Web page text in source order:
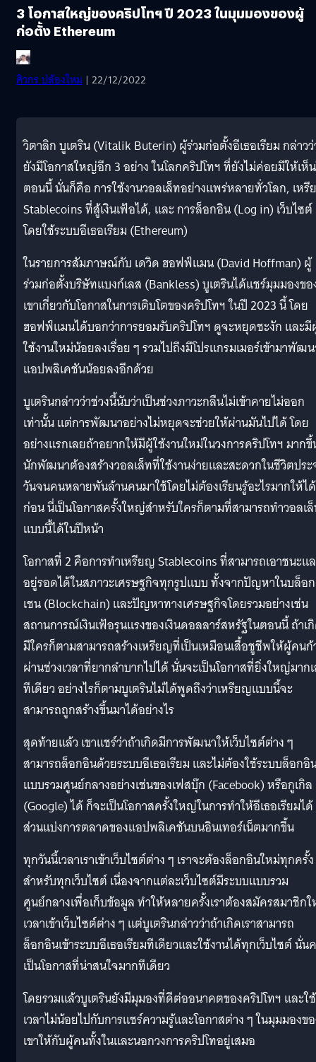
3 โอกาสใหญ่ของคริปโทฯ ปี 2023 ในมุมมองของผู้
ก่อตั้ง Ethereum
ศิวกร ปล้องใหม | 22/12/2022
วิตาลิก บูเตริน (Vitalik Buterin) ผู้ร่วมก่อตั้งอีเธอเรียม กล่าว
ยังมีโอกาสใหญ่อีก 3 อย่าง ในโลกคริปโทฯ ที่ยังไม่ค่อยมีให้เห็
ตอนนี้ นั่นก็คือ การใช้งานวอลเล็ทอย่างแพร่หลายทั่วโลก, เห
Stablecoins ที่สู้เงินเฟ้อได้, และ การล็อกอิน (Log in) เว็บไซต์
โดยใช้ระบบอีเธอเรียม (Ethereum)
ในรายการสัมภาษณ์กับ เดวิด ฮอฟฟ์แมน (David Hoffman) ผู้
ร่วมก่อตั้งบริษัทแบงก์เลส (Bankless) บูเตรินได้แชร์มุมมองขอ
เขาเกี่ยวกับโอกาสในการเติบโตของคริปโทฯ ในปี 2023 นี้ โดย
ฮอฟฟ์แมนได้บอกว่าการยอมรับคริปโทฯ ดูจะหยุดชะงัก และ
ใช้งานใหม่น้อยลงเรื่อย ๆ รวมไปถึงมีโปรแกรมเมอร์เข้ามาพัฒ
แอปพลิเคชันน้อยลงอีกด้วย
บูเตรินกล่าวว่าช่วงนี้นับว่าเป็นช่วงภาวะกลืนไม่เข้าคายไม่ออก
เท่านั้น แต่การพัฒนาอย่างไม่หยุดจะช่วยให้ผ่านมันไปได้ โดย
อย่างแรกเลยถ้าอยากให้มีผู้ใช้งานใหม่ในวงการคริปโทฯ มาก
นักพัฒนาต้องสร้างวอลเล็ทที่ใช้งานง่ายและสะดวกในชีวิตประ
วันจนคนหลายพันล้านคนมาใช้โดยไม่ต้องเรียนรู้อะไรมากให้ได้
ก่อน นี่เป็นโอกาสครั้งใหญ่สำหรับใครก็ตามที่สามารถทำวอลเ
แบบนี้ได้ในปีหน้า
โอกาสที่ 2 คือการทำเหรียญ Stablecoins ที่สามารถเอาชนะแ
อยู่รอดได้ในสภาวะเศรษฐกิจทุกรูปแบบ ทั้งจากปัญหาในบล็อก
เชน (Blockchain) และปัญหาทางเศรษฐกิจโดยรวมอย่างเช่น
สถานการณ์เงินเฟ้อรุนแรงของเงินดอลลาร์สหรัฐในตอนนี้ ถ้าเ
มีใครก็ตามสามารถสร้างเหรียญที่เป็นเหมือนเสื้อชูชีพให้ผู้คนก้
ผ่านช่วงเวลาที่ยากลำบากไปได้ นั่นจะเป็นโอกาสที่ยิ่งใหญ่มาก
ทีเดียว อย่างไรก็ตามบูเตรินไม่ได้พูดถึงว่าเหรียญแบบนี้จะ
สามารถถูกสร้างขึ้นมาได้อย่างไร
สุดท้ายแล้ว เขาแชร์ว่าถ้าเกิดมีการพัฒนาให้เว็บไซต์ต่าง ๆ
สามารถล็อกอินด้วยระบบอีเธอเรียม และไม่ต้องใช้ระบบล็อกอิ
แบบรวมศูนย์กลางอย่างเช่นของเฟสบุ๊ก (Facebook) หรือกูเกิล
(Google) ได้ ก็จะเป็นโอกาสครั้งใหญ่ในการทำให้อีเธอเรียมได้
ส่วนแบ่งการตลาดของแอปพลิเคชันบนอินเทอร์เน็ตมากขึ้น
ทุกวันนี้เวลาเราเข้าเว็บไซต์ต่าง ๆ เราจะต้องล็อกอินใหม่ทุกครั้ง
สำหรับทุกเว็บไซต์ เนื่องจากแต่ละเว็บไซต์มีระบบแบบรวม
ศูนย์กลางเพื่อเก็บข้อมูล ทำให้หลายครั้งเราต้องสมัครสมาชิก
เวลาเข้าเว็บไซต์ต่าง ๆ แต่บูเตรินกล่าวว่าถ้าเกิดเราสามารถ
ล็อกอินเข้าระบบอีเธอเรียมทีเดียวและใช้งานได้ทุกเว็บไซต์ นั่น
เป็นโอกาสที่น่าสนใจมากทีเดียว
โดยรวมแล้วบูเตรินยังมีมุมองที่ดีต่ออนาคตของคริปโทฯ และใช้
เวลาไม่น้อยไปกับการแชร์ความรู้และโอกาสต่าง ๆ ในมุมมองข
เขาให้กับผู้คนทั้งในและนอกวงการคริปโทอยู่เสมอ